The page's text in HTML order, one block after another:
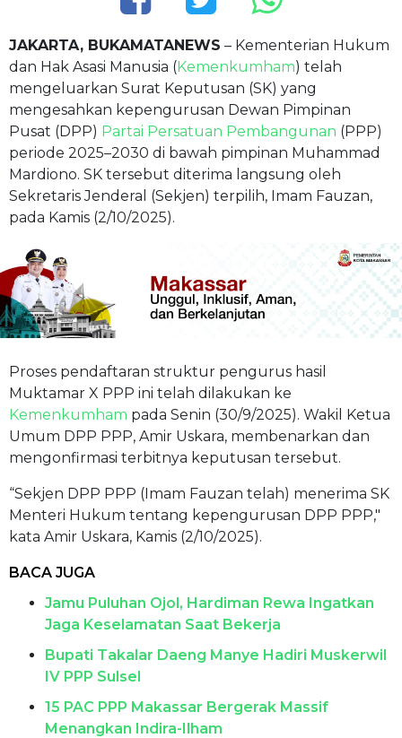
JAKARTA, BUKAMATANEWS – Kementerian Hukum
dan Hak Asasi Manusia (Kemenkumham) telah
mengeluarkan Surat Keputusan (SK) yang
mengesahkan kepengurusan Dewan Pimpinan
Pusat (DPP) Partai Persatuan Pembangunan (PPP)
periode 2025–2030 di bawah pimpinan Muhammad
Mardiono. SK tersebut diterima langsung oleh
Sekretaris Jenderal (Sekjen) terpilih, Imam Fauzan,
pada Kamis (2/10/2025).
Proses pendaftaran struktur pengurus hasil
Muktamar X PPP ini telah dilakukan ke
Kemenkumham pada Senin (30/9/2025). Wakil Ketua
Umum DPP PPP, Amir Uskara, membenarkan dan
mengonfirmasi terbitnya keputusan tersebut.
“Sekjen DPP PPP (Imam Fauzan telah) menerima SK
Menteri Hukum tentang kepengurusan DPP PPP,"
kata Amir Uskara, Kamis (2/10/2025).
BACA JUGA
Jamu Puluhan Ojol, Hardiman Rewa Ingatkan
Jaga Keselamatan Saat Bekerja
Bupati Takalar Daeng Manye Hadiri Muskerwil
IV PPP Sulsel
15 PAC PPP Makassar Bergerak Massif
Menangkan Indira-Ilham